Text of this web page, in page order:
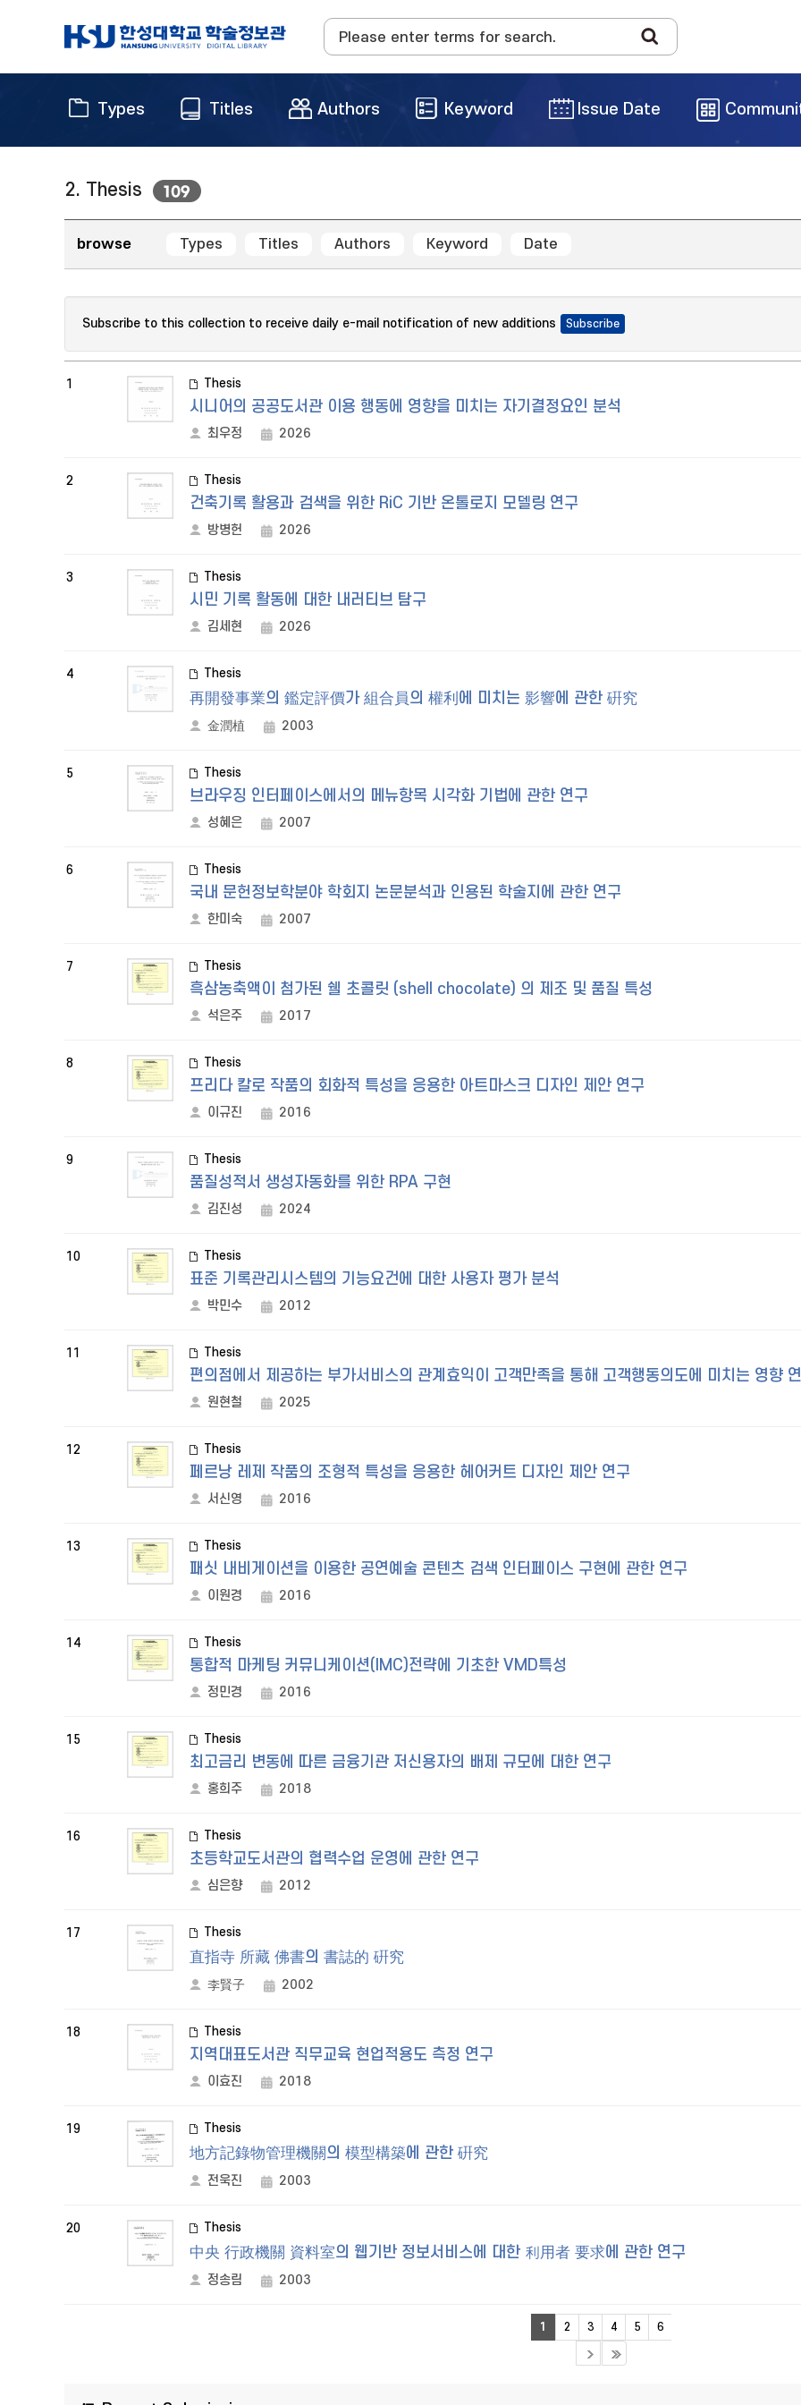
Types Titles Authors Keyword Issue Date
2. Thesis 109
browse Types Titles Authors Keyword Date
Subscribe to this collection to receive daily e-mail notification of new additions
1 Thesis
시니어의 공공도서관 이용 행동에 영향을 미치는 자기결정요인 분석
최우정 2026
2 Thesis
건축기록 활용과 검색을 위한 RiC 기반 온톨로지 모델링 연구
방병헌 2026
3 Thesis
시민 기록 활동에 대한 내러티브 탐구
김세현 2026
4 Thesis
再開發事業의 鑑定評價가 組合員의 權利에 미치는 影響에 관한 硏究
金潤植 2003
5 Thesis
브라우징 인터페이스에서의 메뉴항목 시각화 기법에 관한 연구
성혜은 2007
6 Thesis
국내 문헌정보학분야 학회지 논문분석과 인용된 학술지에 관한 연구
한미숙 2007
7 Thesis
흑삼농축액이 첨가된 쉘 초콜릿 (shell chocolate) 의 제조 및 품질 특성
석은주 2017
8 Thesis
프리다 칼로 작품의 회화적 특성을 응용한 아트마스크 디자인 제안 연구
이규진 2016
9 Thesis
품질성적서 생성자동화를 위한 RPA 구현
김진성 2024
10 Thesis
표준 기록관리시스템의 기능요건에 대한 사용자 평가 분석
박민수 2012
11 Thesis
편의점에서 제공하는 부가서비스의 관계효익이 고객만족을 통해 고객행동의도에 미치는 영향
원현철 2025
12 Thesis
페르낭 레제 작품의 조형적 특성을 응용한 헤어커트 디자인 제안 연구
서신영 2016
13 Thesis
패싯 내비게이션을 이용한 공연예술 콘텐츠 검색 인터페이스 구현에 관한 연구
이원경 2016
14 Thesis
통합적 마케팅 커뮤니케이션(IMC)전략에 기초한 VMD특성
정민경 2016
15 Thesis
최고금리 변동에 따른 금융기관 저신용자의 배제 규모에 대한 연구
홍희주 2018
16 Thesis
초등학교도서관의 협력수업 운영에 관한 연구
심은향 2012
17 Thesis
直指寺 所藏 佛書의 書誌的 硏究
李賢子 2002
18 Thesis
지역대표도서관 직무교육 현업적용도 측정 연구
이효진 2018
19 Thesis
地方記錄物管理機關의 模型構築에 관한 硏究
전욱진 2003
20 Thesis
中央 行政機關 資料室의 웹기반 정보서비스에 대한 利用者 要求에 관한 연구
정송림 2003
1 2 3 4 5 6